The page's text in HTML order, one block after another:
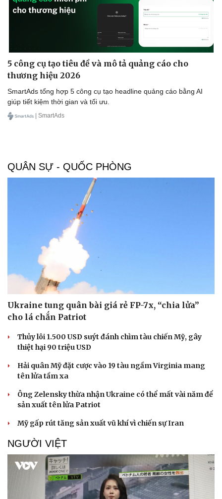
5 công cụ tạo tiêu đề và mô tả quảng cáo cho
thương hiệu 2026
SmartAds tổng hợp 5 công cụ tạo headline quảng cáo bằng AI
giúp tiết kiệm thời gian và tối ưu.
| SmartAds
QUÂN SỰ - QUỐC PHÒNG
Ukraine tung quân bài giá rẻ FP-7x, “chia lửa”
cho lá chắn Patriot
Thủy lôi 1.500 USD suýt đánh chìm tàu chiến Mỹ, gây
thiệt hại 90 triệu USD
Hải quân Mỹ đặt cược vào 19 tàu ngầm Virginia mang
tên lửa tầm xa
Ông Zelensky thừa nhận Ukraine có thể mất vài năm để
sản xuất tên lửa Patriot
Mỹ gấp rút tăng sản xuất vũ khí vì chiến sự Iran
NGƯỜI VIỆT